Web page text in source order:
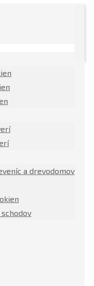
a drevodomov